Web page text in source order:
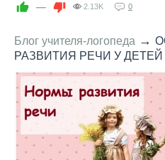
— 2.13K 0
Блог учителя-логопеда →
РАЗВИТИЯ РЕЧИ У ДЕТЕЙ